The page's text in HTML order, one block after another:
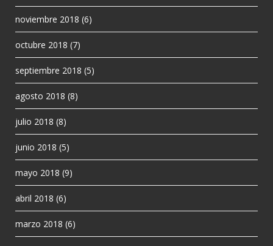
noviembre 2018 (6)
octubre 2018 (7)
septiembre 2018 (5)
agosto 2018 (8)
julio 2018 (8)
junio 2018 (5)
mayo 2018 (9)
abril 2018 (6)
marzo 2018 (6)